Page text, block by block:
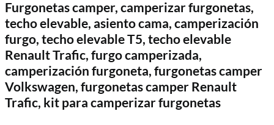
Furgonetas camper, camperizar furgonetas,
techo elevable, asiento cama, camperización
furgo, techo elevable T5, techo elevable
Renault Trafic, furgo camperizada,
camperización furgoneta, furgonetas camper
Volkswagen, furgonetas camper Renault
Trafic, kit para camperizar furgonetas